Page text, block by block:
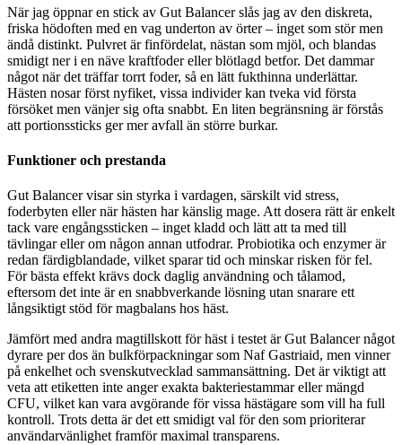
När jag öppnar en stick av Gut Balancer slås jag av den diskreta,
friska hödoften med en vag underton av örter – inget som stör men
ändå distinkt. Pulvret är finfördelat, nästan som mjöl, och blandas
smidigt ner i en näve kraftfoder eller blötlagd betfor. Det dammar
något när det träffar torrt foder, så en lätt fukthinna underlättar.
Hästen nosar först nyfiket, vissa individer kan tveka vid första
försöket men vänjer sig ofta snabbt. En liten begränsning är förstås
att portionssticks ger mer avfall än större burkar.
Funktioner och prestanda
Gut Balancer visar sin styrka i vardagen, särskilt vid stress,
foderbyten eller när hästen har känslig mage. Att dosera rätt är enkelt
tack vare engångssticken – inget kladd och lätt att ta med till
tävlingar eller om någon annan utfodrar. Probiotika och enzymer är
redan färdigblandade, vilket sparar tid och minskar risken för fel.
För bästa effekt krävs dock daglig användning och tålamod,
eftersom det inte är en snabbverkande lösning utan snarare ett
långsiktigt stöd för magbalans hos häst.
Jämfört med andra magtillskott för häst i testet är Gut Balancer något
dyrare per dos än bulkförpackningar som Naf Gastriaid, men vinner
på enkelhet och svenskutvecklad sammansättning. Det är viktigt att
veta att etiketten inte anger exakta bakteriestammar eller mängd
CFU, vilket kan vara avgörande för vissa hästägare som vill ha full
kontroll. Trots detta är det ett smidigt val för den som prioriterar
användarvänlighet framför maximal transparens.